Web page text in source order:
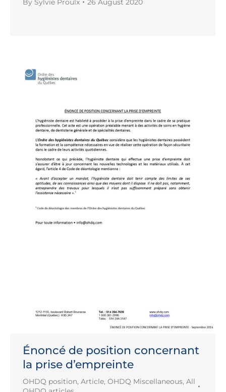
By Sylvie Proulx 26 August 2020
Énoncé de position concernant
la prise d’empreinte
OHDQ position, Article, OHDQ Miscellaneous, All